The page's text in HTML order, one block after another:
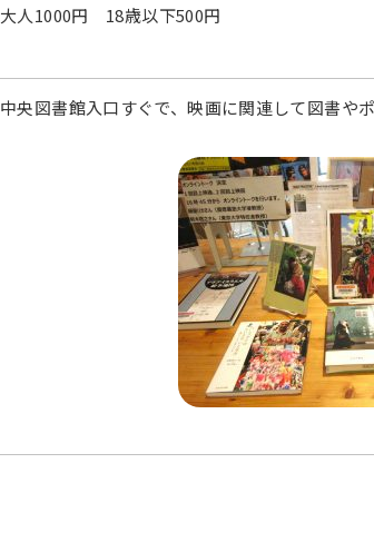
大人1000円 18歳以下500円
中央図書館入口すぐで、映画に関連して図書や